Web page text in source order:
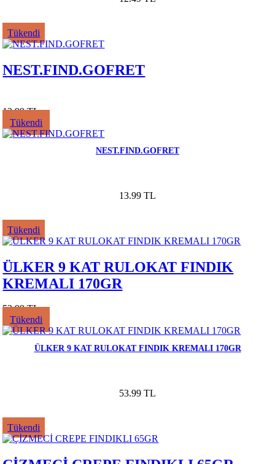
Tükendi
NEST.FIND.GOFRET
13.99 TL
Tükendi
NEST.FIND.GOFRET
13.99 TL
Tükendi
ÜLKER 9 KAT RULOKAT FINDIK
KREMALI 170GR
53.99 TL
Tükendi
ÜLKER 9 KAT RULOKAT FINDIK KREMALI 170GR
53.99 TL
Tükendi